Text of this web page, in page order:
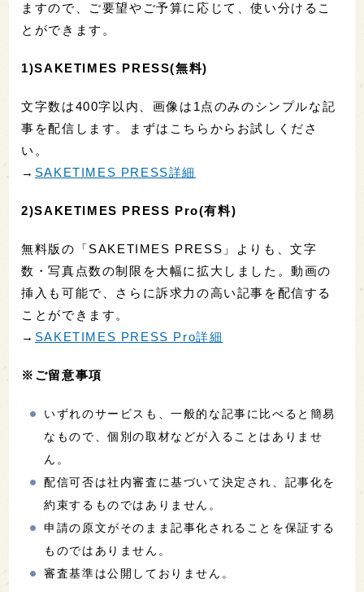
ますので、ご要望やご予算に応じて、使い分けるこ
とができます。
1)SAKETIMES PRESS(無料)
文字数は400字以内、画像は1点のみのシンプルな記
事を配信します。まずはこちらからお試しくださ
い。
→ SAKETIMES PRESS詳細
2)SAKETIMES PRESS Pro(有料)
無料版の「SAKETIMES PRESS」よりも、文字
数・写真点数の制限を大幅に拡大しました。動画の
挿入も可能で、さらに訴求力の高い記事を配信する
ことができます。
→ SAKETIMES PRESS Pro詳細
※ご留意事項
いずれのサービスも、一般的な記事に比べると簡易
なもので、個別の取材などが入ることはありませ
ん。
配信可否は社内審査に基づいて決定され、記事化を
約束するものではありません。
申請の原文がそのまま記事化されることを保証する
ものではありません。
審査基準は公開しておりません。